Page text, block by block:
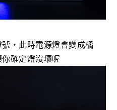
，此時電源燈會變成橘
確定燈沒壞喔